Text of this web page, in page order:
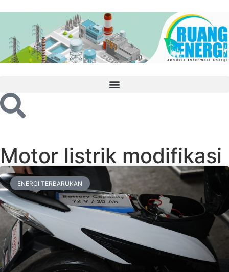
Motor listrik modifikasi
ENERGI TERBARUKAN